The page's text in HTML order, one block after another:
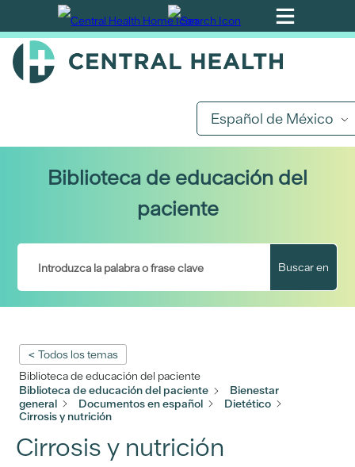
Ir
al
contenido
Español de México
Biblioteca de educación del
paciente
Buscar en
< Todos los temas
Biblioteca de educación del paciente
Biblioteca de educación del paciente
Bienestar
general
Documentos en español
Dietético
Cirrosis y nutrición
Cirrosis y nutrición